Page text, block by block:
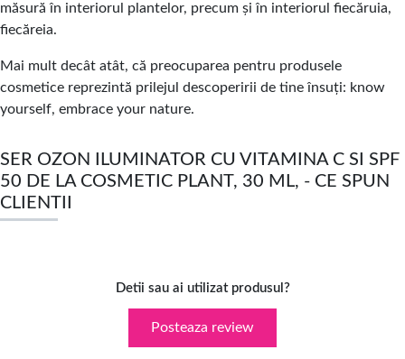
măsură în interiorul plantelor, precum și în interiorul fiecăruia,
fiecăreia.
Mai mult decât atât, că preocuparea pentru produsele
cosmetice reprezintă prilejul descoperirii de tine însuți: know
yourself, embrace your nature.
SER OZON ILUMINATOR CU VITAMINA C SI SPF
50 DE LA COSMETIC PLANT, 30 ML, - CE SPUN
CLIENTII
Detii sau ai utilizat produsul?
Posteaza review